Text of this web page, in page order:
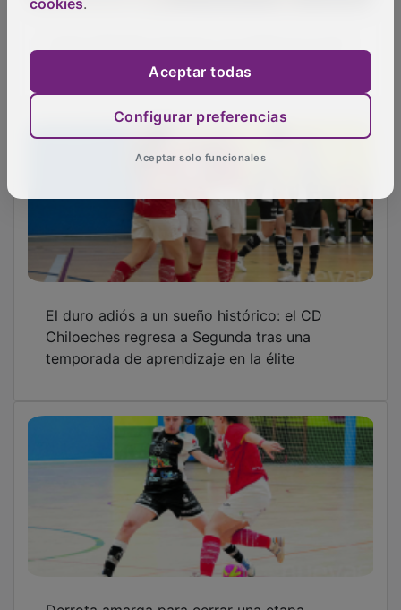
Derrota amarga para cerrar una etapa
histórica
Juanvi Peinado: “Nos podemos despedir con
la cabeza alta porque este equipo se ha
dejado el alma”
cookies.
Aceptar todas
Configurar preferencias
Aceptar solo funcionales